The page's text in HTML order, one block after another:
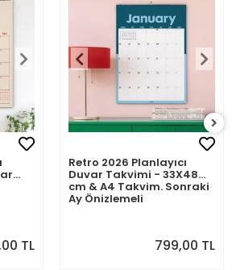
TL
Retro 2026 Planlayıcı
Duvar Takvimi - 33X48
cm & A4 Takvim. Sonraki
Ay Önizlemeli
799,00 TL